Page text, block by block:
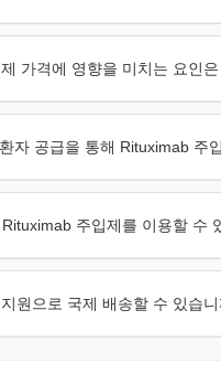
가격에 영향을 미치는 요인
자 공급을 통해 Rituximab 주
주입제를 이용할 수
원으로 국제 배송할 수 있습